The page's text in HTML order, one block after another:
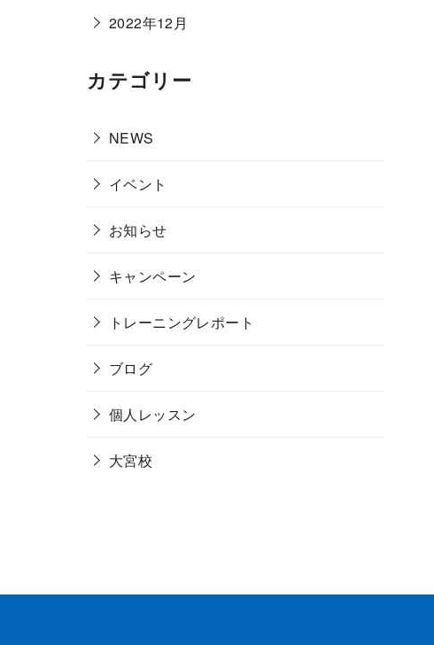
2022年12月
カテゴリー
NEWS
イベント
お知らせ
キャンペーン
トレーニングレポート
ブログ
個人レッスン
大宮校